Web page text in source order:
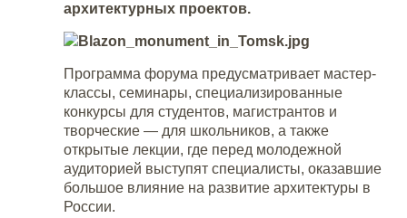
архитектурных проектов.
Программа форума предусматривает мастер-
классы, семинары, специализированные
конкурсы для студентов, магистрантов и
творческие — для школьников, а также
открытые лекции, где перед молодежной
аудиторией выступят специалисты, оказавшие
большое влияние на развитие архитектуры в
России.